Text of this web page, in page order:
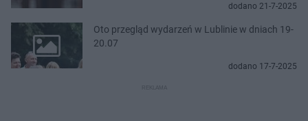
dodano 21-7-2025
Oto przegląd wydarzeń w Lublinie w dniach 19-
20.07
dodano 17-7-2025